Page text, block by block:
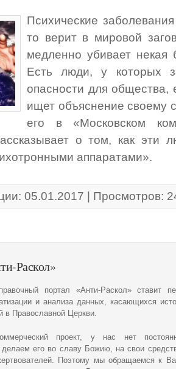
Психические
то верит в мировой
медленно убивает некая
Есть люди, у которых
опасности для
ищет объяснение своему
его в «Московском
о том, как эти
аппаратами».
05.01.2017 | Просмотров:
Раскол»
портал «Анти-Раскол» ставит
и анализа данных, касающихся
в Православной Церкви.
проект, у нас нет
его во славу Божию, на свои
Поэтому мы обращаемся к